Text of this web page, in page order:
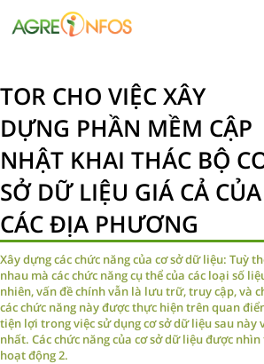
TOR CHO VIỆC XÂY
DỰNG PHẦN MỀM CẬP
NHẬT KHAI THÁC BỘ
SỞ DỮ LIỆU GIÁ CẢ CỦA
CÁC ĐỊA PHƯƠNG
Xây dựng các chức năng của cơ sở dữ liệu: Tuỳ
nhau mà các chức năng cụ thể của các loại số
nhiên, vấn đề chính vẫn là lưu trữ, truy cập, và
các chức năng này được thực hiện trên quan
tiện lợi trong việc sử dụng cơ sở dữ liệu sau
nhất. Các chức năng của cơ sở dữ liệu được
hoạt động 2.